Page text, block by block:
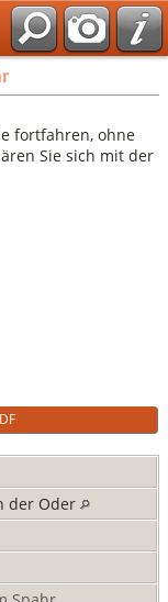
fortfahren, ohne
Sie sich mit der
der Oder